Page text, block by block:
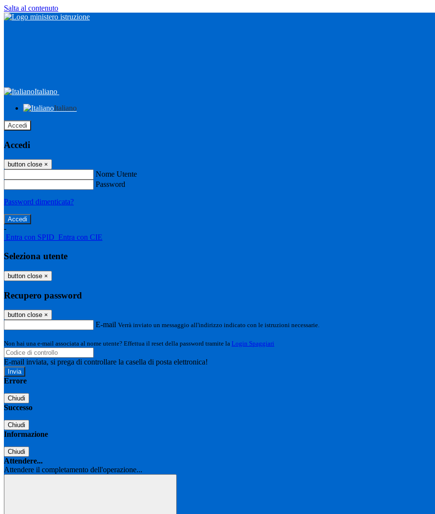
Salta al contenuto
Italiano
Italiano
Accedi
Accedi
button close ×
Nome Utente
Password
Password dimenticata?
-
Entra con SPID Entra con CIE
Seleziona utente
button close ×
Recupero password
button close ×
E-mail Verrà inviato un messaggio all'indirizzo indicato con le istruzioni necessarie.
Non hai una e-mail associata al nome utente? Effettua il reset della password tramite la Login Spaggiari
E-mail inviata, si prega di controllare la casella di posta elettronica!
Errore
Chiudi
Successo
Chiudi
Informazione
Chiudi
Attendere...
Attendere il completamento dell'operazione...